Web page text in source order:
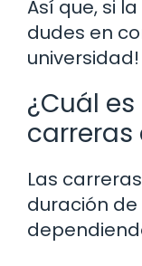
Así que, si
dudes en
universidad!
¿Cuál
carreras
Las
duración de